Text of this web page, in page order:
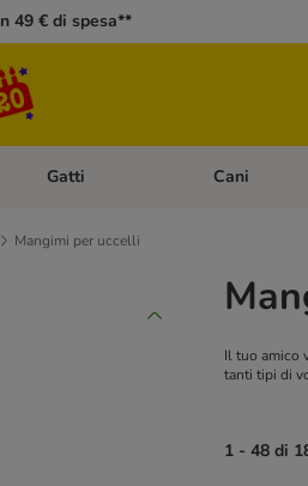
49 € di spesa**
Apri Menù Categoria: Occasioni
Gatti Apri Menù
Cani
Mangimi per uccelli
Il tuo amico
tanti tipi di
1 - 48 di